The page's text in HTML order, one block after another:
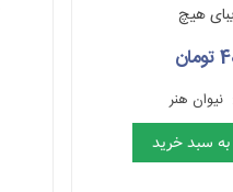
هیچ
نیوان هنر
به سبد خرید